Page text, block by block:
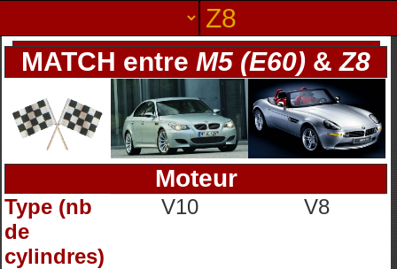
MATCH entreM5 (E60) &Z8
Moteur
Type (nb
de
cylindres)
V10 V8